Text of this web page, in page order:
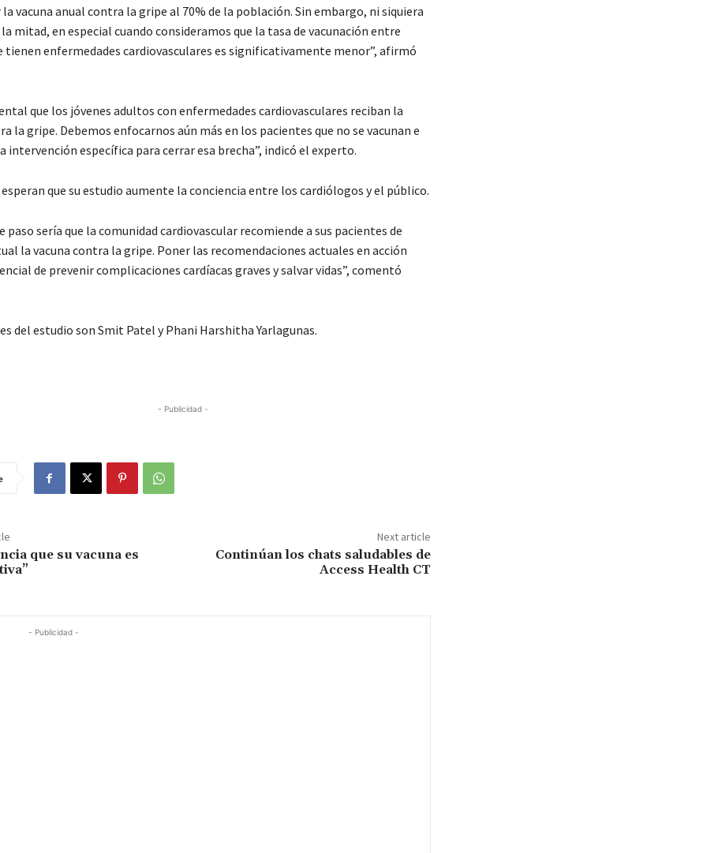
vacuna anual contra la gripe al 70% de la población. Sin embargo, ni siquiera
mitad, en especial cuando consideramos que la tasa de vacunación entre
tienen enfermedades cardiovasculares es significativamente menor”, afirmó
que los jóvenes adultos con enfermedades cardiovasculares reciban la
la gripe. Debemos enfocarnos aún más en los pacientes que no se vacunan e
intervención específica para cerrar esa brecha”, indicó el experto.
que su estudio aumente la conciencia entre los cardiólogos y el público.
paso sería que la comunidad cardiovascular recomiende a sus pacientes de
la vacuna contra la gripe. Poner las recomendaciones actuales en acción
de prevenir complicaciones cardíacas graves y salvar vidas”, comentó
del estudio son Smit Patel y Phani Harshitha Yarlagunas.
- Publicidad -
que su vacuna es
Next article
Continúan los chats saludables de
Access Health CT
- Publicidad -